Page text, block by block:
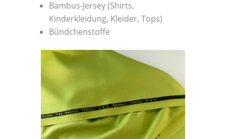
Bambus-Jersey (Shirts,
Kinderkleidung, Kleider, Tops)
Bündchenstoffe